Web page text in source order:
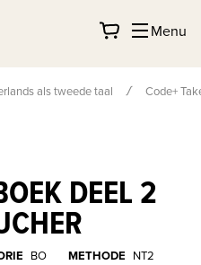
Menu
als tweede taal Code+
DEEL 2
BO METHODE NT2